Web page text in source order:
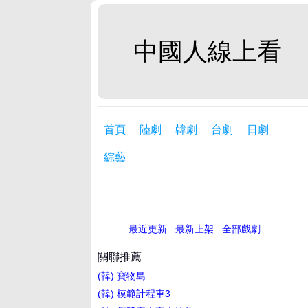
中國人線上看
首頁 陸劇 韓劇 台劇 日劇
綜藝
最近更新 最新上架 全部戲劇
關聯推薦
(韓) 寶物島
(韓) 模範計程車3